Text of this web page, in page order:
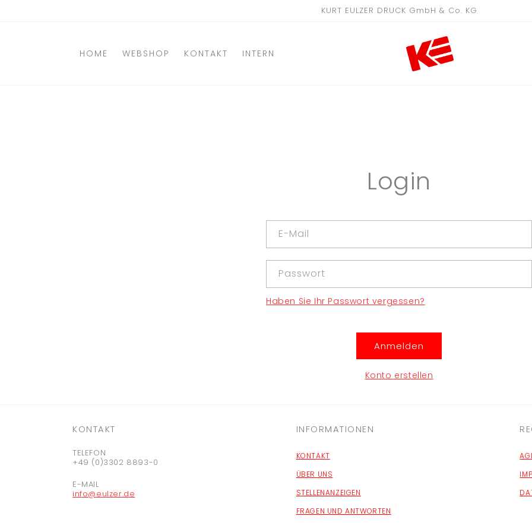
KURT EULZER DRUCK GmbH & Co. KG
HOME WEBSHOP KONTAKT INTERN
Login
E-Mail
Passwort
Haben Sie Ihr Passwort vergessen?
Anmelden
Konto erstellen
KONTAKT
TELEFON
+49 (0)3302 8893-0
E-MAIL
info@eulzer.de
INFORMATIONEN
KONTAKT
ÜBER UNS
STELLENANZEIGEN
FRAGEN UND ANTWORTEN